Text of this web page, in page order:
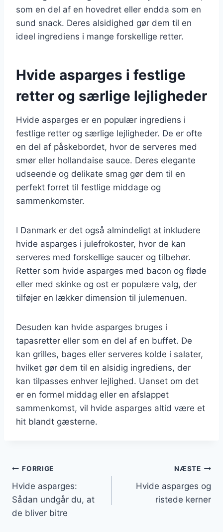
som en del af en hovedret eller endda som en
sund snack. Deres alsidighed gør dem til en
ideel ingrediens i mange forskellige retter.
Hvide asparges i festlige
retter og særlige lejligheder
Hvide asparges er en populær ingrediens i
festlige retter og særlige lejligheder. De er ofte
en del af påskebordet, hvor de serveres med
smør eller hollandaise sauce. Deres elegante
udseende og delikate smag gør dem til en
perfekt forret til festlige middage og
sammenkomster.
I Danmark er det også almindeligt at inkludere
hvide asparges i julefrokoster, hvor de kan
serveres med forskellige saucer og tilbehør.
Retter som hvide asparges med bacon og fløde
eller med skinke og ost er populære valg, der
tilføjer en lækker dimension til julemenuen.
Desuden kan hvide asparges bruges i
tapasretter eller som en del af en buffet. De
kan grilles, bages eller serveres kolde i salater,
hvilket gør dem til en alsidig ingrediens, der
kan tilpasses enhver lejlighed. Uanset om det
er en formel middag eller en afslappet
sammenkomst, vil hvide asparges altid være et
hit blandt gæsterne.
Indlægsnavigation
FORRIGE
Hvide asparges:
Sådan undgår du, at
de bliver bitre
NÆSTE
Hvide asparges og
ristede kerner